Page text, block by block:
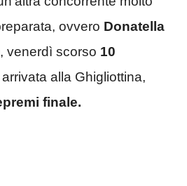
ovvero Donatella
venerdì scorso 10
alla Ghigliottina,
finale.